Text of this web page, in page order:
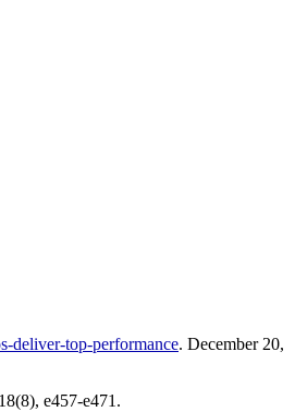
deliver-top-performance. December 20,
e457-e471.